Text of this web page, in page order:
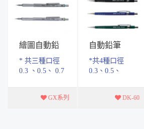
繪圖自動鉛
筆
* 共三種口徑
0.3 、0.5、 0.7
專業繪圖 * 一
GX系列
自動鉛筆
*共4種口徑
0.3、0.5、
筆芯日本製，
DK-60